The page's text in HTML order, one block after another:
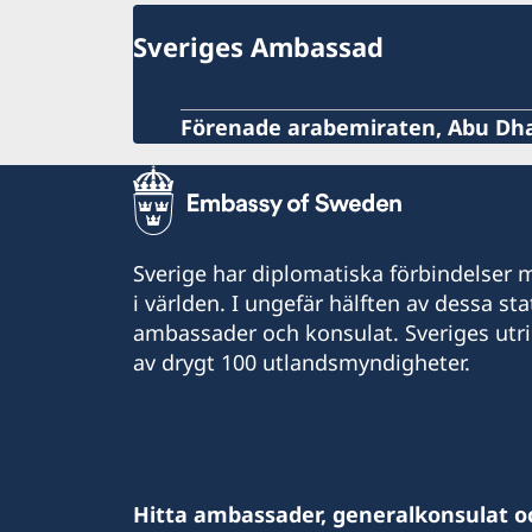
Sveriges Ambassad
Förenade arabemiraten, Abu
Sverige har diplomatiska förbindelser
i världen. I ungefär hälften av dessa
ambassader och konsulat. Sveriges
av drygt 100 utlandsmyndigheter.
Hitta ambassader, generalkonsulat